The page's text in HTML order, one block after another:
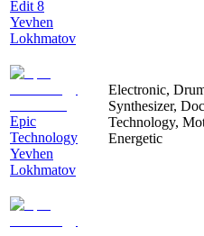
Edit 8
Yevhen
Lokhmatov
Epic
Technology
Yevhen
Lokhmatov
Electronic,
Synthesizer,
Technology,
Energetic